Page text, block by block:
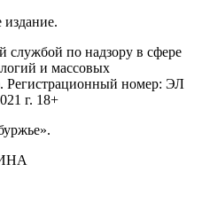
службой по надзору в сфере
и массовых
Регистрационный номер: ЭЛ
г. 18+